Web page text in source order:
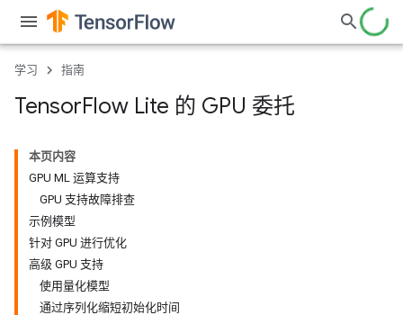
学习 指南
TensorFlow Lite 的 GPU 委托
本页内容
GPU ML 运算支持
GPU 支持故障排查
示例模型
针对 GPU 进行优化
高级 GPU 支持
使用量化模型
通过序列化缩短初始化时间